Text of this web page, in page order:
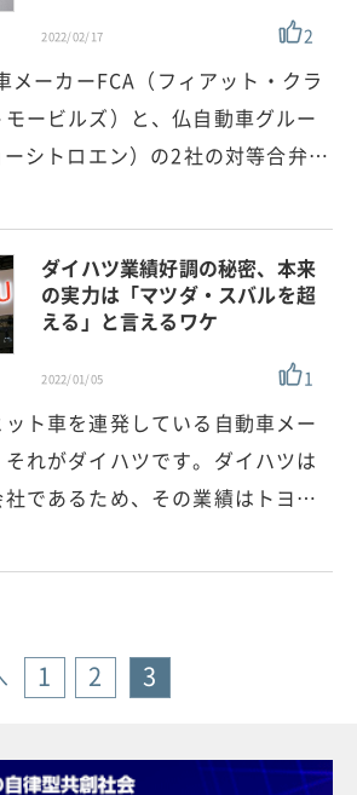
2022/02/17 2
メーカーFCA（フィアット・クラ
ービルズ）と、仏自動車グルー
ーシトロエン）の2社の対等合弁…
ダイハツ業績好調の秘密、本来
の実力は「マツダ・スバルを超
える」と言えるワケ
2022/01/05 1
ト車を連発している自動車メー
れがダイハツです。ダイハツは
社であるため、その業績はトヨ…
1 2 3